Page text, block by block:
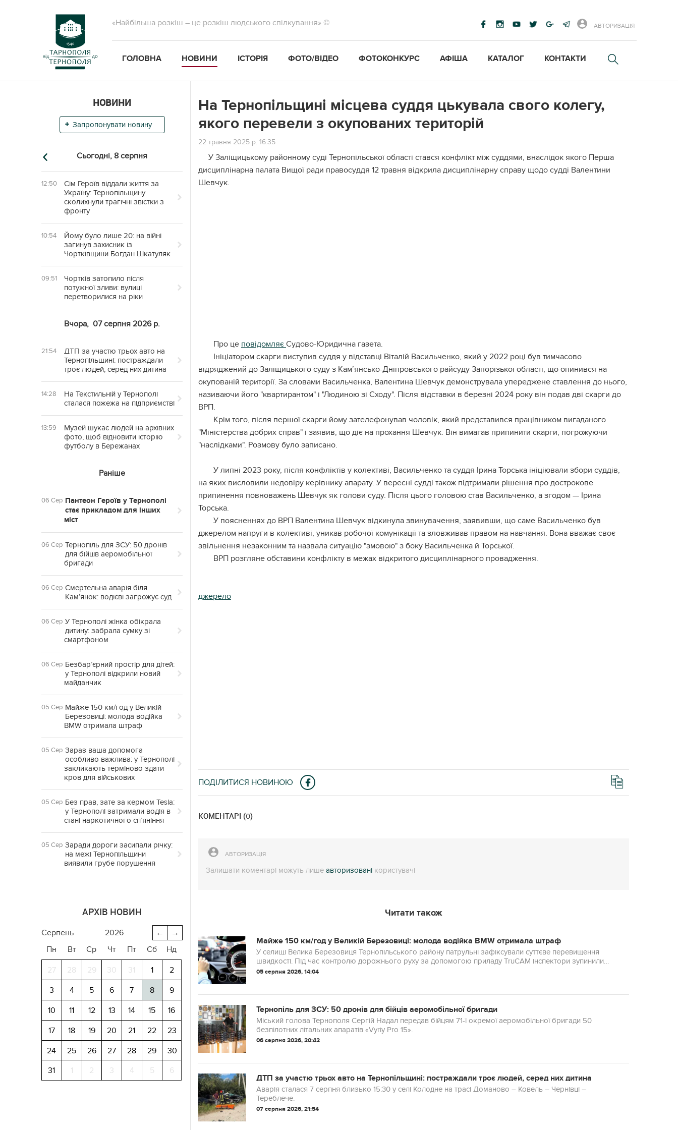
«Найбільша розкіш – це розкіш людського спілкування» © АВТОРИЗАЦІЯ
ГОЛОВНА НОВИНИ ІСТОРІЯ ФОТО/ВІДЕО ФОТОКОНКУРС АФІША КАТАЛОГ КОНТАКТИ
НОВИНИ
Запропонувати новину
Сьогодні, 8 серпня
12:50
Сім Героїв віддали життя за
Україну: Тернопільщину
сколихнули трагічні звістки з
фронту
10:54
Йому було лише 20: на війні
загинув захисник із
Чортківщини Богдан Шкатуляк
09:51
Чортків затопило після
потужної зливи: вулиці
перетворилися на ріки
Вчора, 07 серпня 2026 р.
21:54
ДТП за участю трьох авто на
Тернопільщині: постраждали
троє людей, серед них дитина
14:28
На Текстильній у Тернополі
сталася пожежа на підприємстві
13:59
Музей шукає людей на архівних
фото, щоб відновити історію
футболу в Бережанах
Раніше
06 Сер Пантеон Героїв у Тернополі
стає прикладом для інших
міст
06 Сер Тернопіль для ЗСУ: 50 дронів
для бійців аеромобільної
бригади
06 Сер Смертельна аварія біля
Кам’янок: водієві загрожує суд
06 Сер У Тернополі жінка обікрала
дитину: забрала сумку зі
смартфоном
06 Сер Безбар’єрний простір для дітей:
у Тернополі відкрили новий
майданчик
05 Сер Майже 150 км/год у Великій
Березовиці: молода водійка
BMW отримала штраф
05 Сер Зараз ваша допомога
особливо важлива: у Тернополі
закликають терміново здати
кров для військових
05 Сер Без прав, зате за кермом Tesla:
у Тернополі затримали водія в
стані наркотичного сп’яніння
05 Сер Заради дороги засипали річку:
на межі Тернопільщини
виявили грубе порушення
АРХІВ НОВИН
→
←
серпень
2026
Пн
Вт Ср Чт Пт Сб Нд
27 28 29 30 31 1
2
3
4 5 6 7 8
9
10
11 12 13 14 15
16
17
18 19 20 21 22
23
24
25 26 27 28 29
30
31
1 2 3 4 5 6
На Тернопільщині місцева суддя цькувала свого колегу,
якого перевели з окупованих територій
22 травня 2025 р. 16:35
У Заліщицькому районному суді Тернопільської області стався конфлікт між суддями, внаслідок якого Перша
дисциплінарна палата Вищої ради правосуддя 12 травня відкрила дисциплінарну справу щодо судді Валентини
Шевчук.
Про це повідомляє Судово-Юридична газета.
Ініціатором скарги виступив суддя у відставці Віталій Васильченко, який у 2022 році був тимчасово
відряджений до Заліщицького суду з Кам’янсько-Дніпровського райсуду Запорізької області, що опинився на
окупованій території. За словами Васильченка, Валентина Шевчук демонструвала упереджене ставлення до нього,
називаючи його "квартирантом" і "Людиною зі Сходу". Після відставки в березні 2024 року він подав дві скарги до
ВРП.
Крім того, після першої скарги йому зателефонував чоловік, який представився працівником вигаданого
"Міністерства добрих справ" і заявив, що діє на прохання Шевчук. Він вимагав припинити скарги, погрожуючи
"наслідками". Розмову було записано.
У липні 2023 року, після конфліктів у колективі, Васильченко та суддя Ірина Торська ініціювали збори суддів,
на яких висловили недовіру керівнику апарату. У вересні судді також підтримали рішення про дострокове
припинення повноважень Шевчук як голови суду. Після цього головою став Васильченко, а згодом — Ірина
Торська.
У поясненнях до ВРП Валентина Шевчук відкинула звинувачення, заявивши, що саме Васильченко був
джерелом напруги в колективі, уникав робочої комунікації та зловживав правом на навчання. Вона вважає своє
звільнення незаконним та назвала ситуацію "змовою" з боку Васильченка й Торської.
ВРП розгляне обставини конфлікту в межах відкритого дисциплінарного провадження.
джерело
ПОДІЛИТИСЯ НОВИНОЮ
КОМЕНТАРІ (0)
АВТОРИЗАЦІЯ
Залишати коментарі можуть лише авторизовані користувачі
Читати також
Майже 150 км/год у Великій Березовиці: молода водійка BMW отримала штраф
У селищі Велика Березовиця Тернопільського району патрульні зафіксували суттєве перевищення
швидкості. Під час контролю дорожнього руху за допомогою приладу TruCAM інспектори зупинили
авт...
05 серпня 2026, 14:04
Тернопіль для ЗСУ: 50 дронів для бійців аеромобільної бригади
Міський голова Тернополя Сергій Надал передав бійцям 71-ї окремої аеромобільної бригади 50
безпілотних літальних апаратів «Vyriy Pro 15».
06 серпня 2026, 20:42
ДТП за участю трьох авто на Тернопільщині: постраждали троє людей, серед них дитина
Аварія сталася 7 серпня близько 15:30 у селі Колодне на трасі Доманово – Ковель – Чернівці –
Тереблече.
07 серпня 2026, 21:54